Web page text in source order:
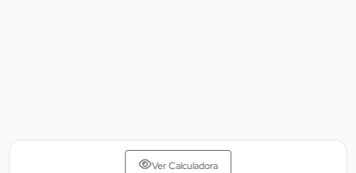
Ver Calculadora